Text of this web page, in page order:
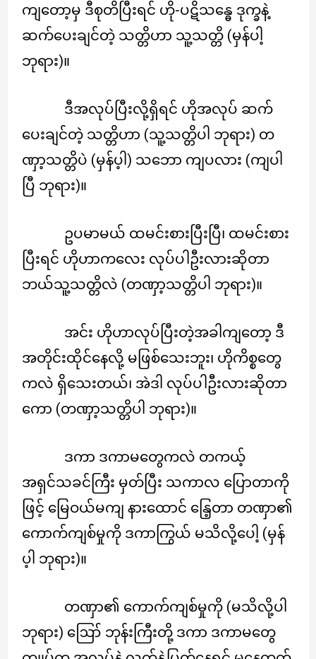
ကျတော့မှ ဒီစုတိပြီးရင် ဟို-ပဋိသန္ဓေ ဒုက္ခနဲ့
ဆက်ပေးချင်တဲ့ သတ္တိဟာ သူ့သတ္တိ (မှန်ပါ့
ဘုရား)။
ဒီအလုပ်ပြီးလို့ရှိရင် ဟိုအလုပ် ဆက်
ပေးချင်တဲ့ သတ္တိဟာ (သူ့သတ္တိပါ ဘုရား) တ
ဏှာ့သတ္တိပဲ (မှန်ပ့ါ) သဘော ကျပလား (ကျပါ
ပြီ ဘုရား)။
ဥပမာမယ် ထမင်းစားပြီးပြီ၊ ထမင်းစား
ပြီးရင် ဟိုဟာကလေး လုပ်ပါဦးလားဆိုတာ
ဘယ်သူ့သတ္တိလဲ (တဏှာ့သတ္တိပါ ဘုရား)။
အင်း ဟိုဟာလုပ်ပြီးတဲ့အခါကျတော့ ဒီ
အတိုင်းထိုင်နေလို့ မဖြစ်သေးဘူး၊ ဟိုကိစ္စတွေ
ကလဲ ရှိသေးတယ်၊ အဲဒါ လုပ်ပါဦးလားဆိုတာ
ကော (တဏှာ့သတ္တိပါ ဘုရား)။
ဒကာ ဒကာမတွေကလဲ တကယ့်
အရှင်သခင်ကြီး မှတ်ပြီး သကာလ ပြောတာကို
ဖြင့် မြေဝယ်မကျ နားထောင် နြေ့တာ တဏှာ၏
ကောက်ကျစ်မှုကို ဒကာကြွယ် မသိလို့ပေါ့ (မှန်
ပ့ါ ဘုရား)။
တဏှာ၏ ကောက်ကျစ်မှုကို (မသိလို့ပါ
ဘုရား) ဪ ဘုန်းကြီးတို့ ဒကာ ဒကာမတွေ